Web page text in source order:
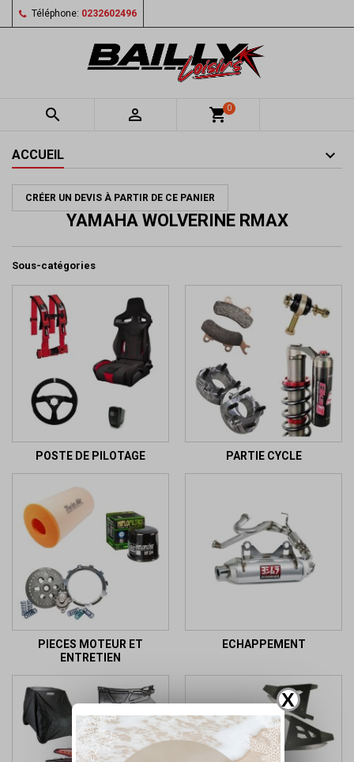
X
Téléphone: 0232602496
  shopping_cart0
ACCUEIL
CRÉER UN DEVIS À PARTIR DE CE PANIER
YAMAHA WOLVERINE RMAX
Sous-catégories
POSTE DE PILOTAGE PARTIE CYCLE
PIECES MOTEUR ET
ENTRETIEN
ECHAPPEMENT